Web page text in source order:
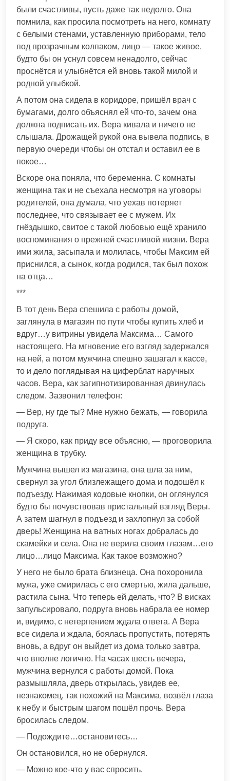
были счастливы, пусть даже так недолго. Она
помнила, как просила посмотреть на него, комнату
с белыми стенами, уставленную приборами, тело
под прозрачным колпаком, лицо — такое живое,
будто бы он уснул совсем ненадолго, сейчас
проснётся и улыбнётся ей вновь такой милой и
родной улыбкой.
А потом она сидела в коридоре, пришёл врач с
бумагами, долго объяснял ей что-то, зачем она
должна подписать их. Вера кивала и ничего не
слышала. Дрожащей рукой она вывела подпись, в
первую очереди чтобы он отстал и оставил ее в
покое…
Вскоре она поняла, что беременна. С комнаты
женщина так и не съехала несмотря на уговоры
родителей, она думала, что уехав потеряет
последнее, что связывает ее с мужем. Их
гнёздышко, свитое с такой любовью ещё хранило
воспоминания о прежней счастливой жизни. Вера
ими жила, засыпала и молилась, чтобы Максим ей
приснился, а сынок, когда родился, так был похож
на отца…
***
В тот день Вера спешила с работы домой,
заглянула в магазин по пути чтобы купить хлеб и
вдруг…у витрины увидела Максима… Самого
настоящего. На мгновение его взгляд задержался
на ней, а потом мужчина спешно зашагал к кассе,
то и дело поглядывая на циферблат наручных
часов. Вера, как загипнотизированная двинулась
следом. Зазвонил телефон:
— Вер, ну где ты? Мне нужно бежать, — говорила
подруга.
— Я скоро, как приду все объясню, — проговорила
женщина в трубку.
Мужчина вышел из магазина, она шла за ним,
свернул за угол близлежащего дома и подошёл к
подъезду. Нажимая кодовые кнопки, он оглянулся
будто бы почувствовав пристальный взгляд Веры.
А затем шагнул в подъезд и захлопнул за собой
дверь! Женщина на ватных ногах добралась до
скамейки и села. Она не верила своим глазам…его
лицо…лицо Максима. Как такое возможно?
У него не было брата близнеца. Она похоронила
мужа, уже смирилась с его смертью, жила дальше,
растила сына. Что теперь ей делать, что? В висках
запульсировало, подруга вновь набрала ее номер
и, видимо, с нетерпением ждала ответа. А Вера
все сидела и ждала, боялась пропустить, потерять
вновь, а вдруг он выйдет из дома только завтра,
что вполне логично. На часах шесть вечера,
мужчина вернулся с работы домой. Пока
размышляла, дверь открылась, увидев ее,
незнакомец, так похожий на Максима, возвёл глаза
к небу и быстрым шагом пошёл прочь. Вера
бросилась следом.
— Подождите…остановитесь…
Он остановился, но не обернулся.
— Можно кое-что у вас спросить.